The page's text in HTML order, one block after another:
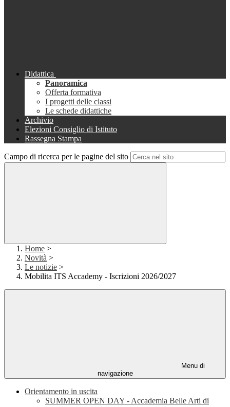
Didattica
Panoramica
Offerta formativa
I progetti delle classi
Le schede didattiche
Archivio
Elezioni Consiglio di Istituto
Rassegna Stampa
Campo di ricerca per le pagine del sito
Home >
Novità >
Le notizie >
Mobilita ITS Accademy - Iscrizioni 2026/2027
Menu di
navigazione
Orientamento in uscita
SUMMER OPEN DAY - Accademia Belle Arti di